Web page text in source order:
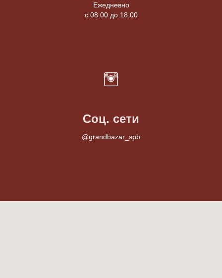
Ежедневно
с 08.00 до 18.00
Соц. сети
@grandbazar_spb